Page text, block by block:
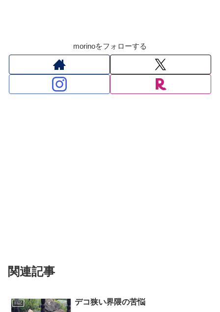
morinoをフォローする
関連記事
日記 デコ狭い界隈の苦悩